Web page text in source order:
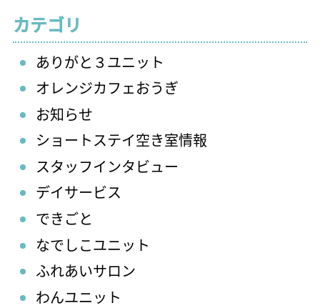
カテゴリ
ありがと３ユニット
オレンジカフェおうぎ
お知らせ
ショートステイ空き室情報
スタッフインタビュー
デイサービス
できごと
なでしこユニット
ふれあいサロン
わんユニット